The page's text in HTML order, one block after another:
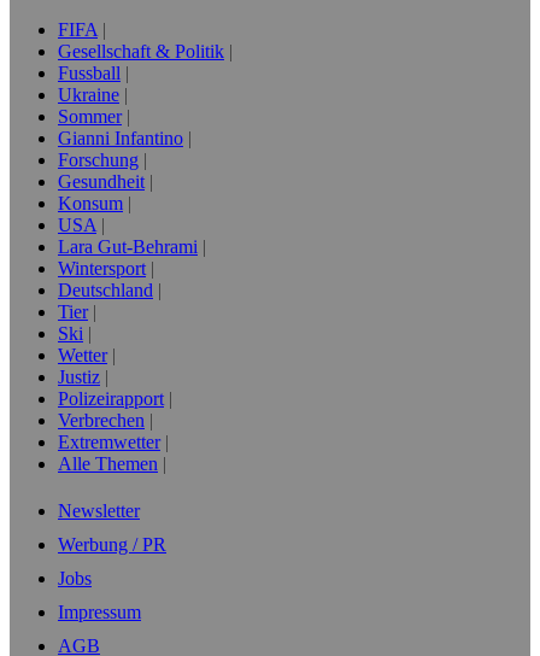
FIFA
Gesellschaft & Politik
Fussball
Ukraine
Sommer
Gianni Infantino
Forschung
Gesundheit
Konsum
USA
Lara Gut-Behrami
Wintersport
Deutschland
Tier
Ski
Wetter
Justiz
Polizeirapport
Verbrechen
Extremwetter
Alle Themen
Newsletter
Werbung / PR
Jobs
Impressum
AGB